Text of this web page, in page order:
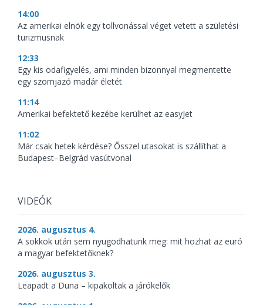
14:00
Az amerikai elnök egy tollvonással véget vetett a születési
turizmusnak
12:33
Egy kis odafigyelés, ami minden bizonnyal megmentette
egy szomjazó madár életét
11:14
Amerikai befektető kezébe kerülhet az easyJet
11:02
Már csak hetek kérdése? Ősszel utasokat is szállíthat a
Budapest–Belgrád vasútvonal
VIDEÓK
2026. augusztus 4.
A sokkok után sem nyugodhatunk meg: mit hozhat az euró
a magyar befektetőknek?
2026. augusztus 3.
Leapadt a Duna – kipakoltak a járókelők